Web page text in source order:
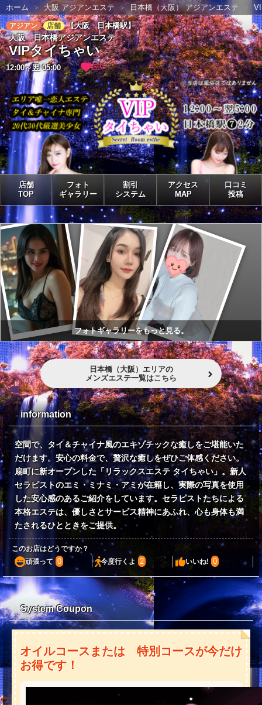
ホーム 大阪 アジアンエステ 日本橋（大阪） アジアンエステ
アジアン 店舗 【大阪 日本橋駅】
大阪 日本橋アジアンエステ
VIPタイちゃい
12:00～翌 05:00 53
店舗
TOP
フォト
ギャラリー
割引
システム
アクセス
MAP
口コミ
投稿
フォトギャラリーをもっと見る。
日本橋（大阪）エリアの
メンズエステ一覧はこちら
information
空間で、タイ＆チャイナ風のエキゾチックな癒しをご堪能いた
だけます。安心の料金で、贅沢な癒しをぜひご体感ください。
扇町に新オープンした「リラックスエステ タイちゃい」。新人
セラピストのエミ・ミナミ・アミが在籍し、実際の写真を使用
した安心感のあるご紹介をしています。セラピストたちによる
本格エステは、優しさとサービス精神にあふれ、心も身体も満
たされるひとときをご提供。
このお店はどうですか？
頑張って 0 今度行くよ 2 いいね! 0
System Coupon
オイルコースまたは 特別コースが今だけ
お得です！